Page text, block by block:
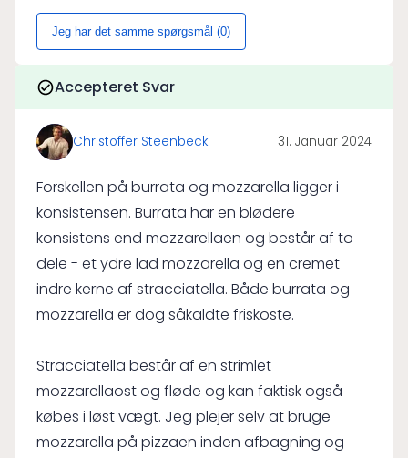
Jeg har det samme spørgsmål (0)
Accepteret Svar
Christoffer Steenbeck 31. Januar 2024
Forskellen på burrata og mozzarella ligger i
konsistensen. Burrata har en blødere
konsistens end mozzarellaen og består af to
dele - et ydre lad mozzarella og en cremet
indre kerne af stracciatella. Både burrata og
mozzarella er dog såkaldte friskoste.
Stracciatella består af en strimlet
mozzarellaost og fløde og kan faktisk også
købes i løst vægt. Jeg plejer selv at bruge
mozzarella på pizzaen inden afbagning og